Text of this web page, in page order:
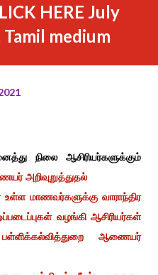
HERE July
medium
நிலை ஆசிரியர்களுக்கும்
அறிவுறுத்துதல்
மாணவர்களுக்கு வாராந்திர
வழங்கி ஆசிரியர்கள்
பள்ளிக்கல்வித்துறை ஆணையர்